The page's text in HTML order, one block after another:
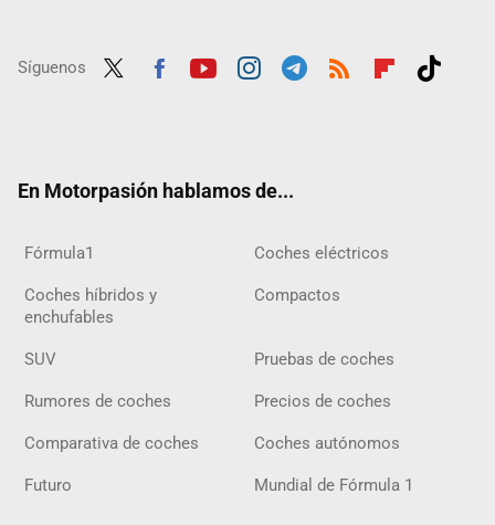
Síguenos
En Motorpasión hablamos de...
Fórmula1 Coches eléctricos
Coches híbridos y
enchufables
Compactos
SUV Pruebas de coches
Rumores de coches Precios de coches
Comparativa de coches Coches autónomos
Futuro Mundial de Fórmula 1